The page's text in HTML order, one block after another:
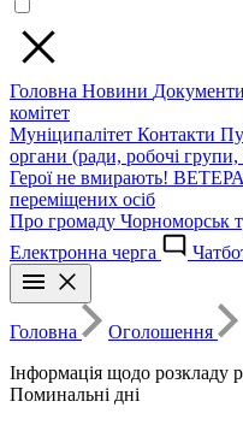
Головна Новини Документи
комітет
Муніципалітет Контакти
органи (ради, робочі групи,
Герої не вмирають!
переміщених осіб
Про громаду Чорноморськ
Електронна черга
Головна
Оголошення
Інформація щодо розкладу
Поминальні дні